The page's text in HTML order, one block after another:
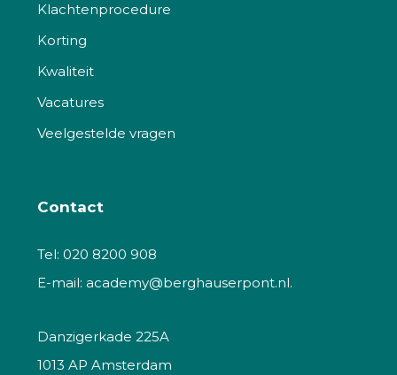
Klachtenprocedure
Korting
Kwaliteit
Vacatures
Veelgestelde vragen
Contact
Tel: 020 8200 908
E-mail: academy@berghauserpont.nl.
Danzigerkade 225A
1013 AP Amsterdam